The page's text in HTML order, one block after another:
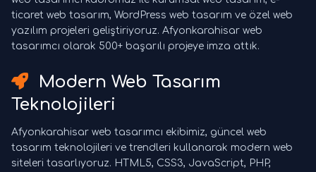
ticaret web tasarım, WordPress web tasarım ve özel web
yazılım projeleri geliştiriyoruz. Afyonkarahisar web
tasarımcı olarak 500+ başarılı projeye imza attık.
Modern Web Tasarım
Teknolojileri
Afyonkarahisar web tasarımcı ekibimiz, güncel web
tasarım teknolojileri ve trendleri kullanarak modern web
siteleri tasarlıyoruz. HTML5, CSS3, JavaScript, PHP,